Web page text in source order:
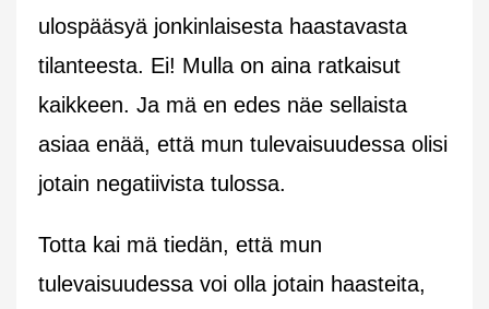
ulospääsyä jonkinlaisesta haastavasta
tilanteesta. Ei! Mulla on aina ratkaisut
kaikkeen. Ja mä en edes näe sellaista
asiaa enää, että mun tulevaisuudessa olisi
jotain negatiivista tulossa.
Totta kai mä tiedän, että mun
tulevaisuudessa voi olla jotain haasteita,